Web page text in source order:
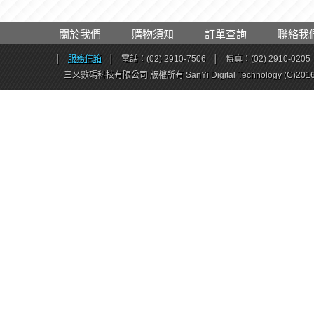
關於我們 購物須知 訂單查詢 聯絡我
服務信箱 電話：(02) 2910-7506
傳真：(02) 2910-0205
三乂數碼科技有限公司 版權所有 SanYi Digital Technology